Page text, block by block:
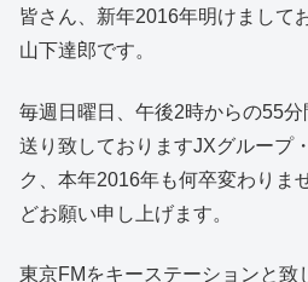
皆さん、新年2016年明けまして
山下達郎です。
毎週日曜日、午後2時からの55
送り致しておりますJXグループ
ク、本年2016年も何卒変わりま
どお願い申し上げます。
東京FMをキーステーションと致